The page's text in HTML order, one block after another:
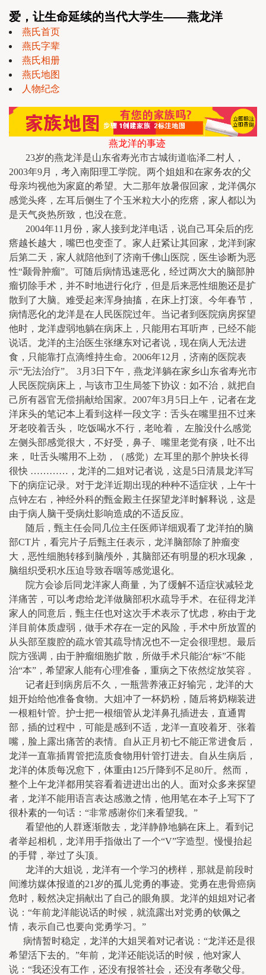
爱，让生命延续的当代大学生——燕龙洋
燕氏首页
燕氏字辈
燕氏相册
燕氏地图
人物纪念
燕龙洋的事迹
23岁的燕龙洋是山东省寿光市古城街道临泽二村人，
2003年9月，考入南阳理工学院。两个姐姐和在家务农的父
母亲均视他为家庭的希望。大二那年放暑假回家，龙洋偶尔
感觉头疼，左耳后侧生了个玉米粒大小的疙瘩，家人都以为
是天气炎热所致，也没在意。
2004年11月份，家人接到龙洋电话，说自己耳朵后的疙
瘩越长越大，嘴巴也变歪了。家人赶紧让其回家，龙洋到家
后第二天，家人就陪他到了济南千佛山医院，医生诊断为恶
性“颞骨肿瘤”。可随后病情迅速恶化，经过两次大的脑部肿
瘤切除手术，并不时地进行化疗，但是后来恶性细胞还是扩
散到了大脑。难受起来浑身抽搐，在床上打滚。今年春节，
病情恶化的龙洋是在人民医院过年。当记者到医院病房探望
他时，龙洋虚弱地躺在病床上，只能用右耳听声，已经不能
说话。龙洋的主治医生张继东对记者说，现在病人无法进
食，只能靠打点滴维持生命。2006年12月，济南的医院表
示“无法治疗”。 3月3日下午，燕龙洋躺在家乡山东省寿光市
人民医院病床上，与该市卫生局签下协议：如不治，就把自
己所有器官无偿捐献给国家。2007年3月5日上午，记者在龙
洋床头的笔记本上看到这样一段文字：舌头在嘴里扭不过来
牙老咬着舌头， 吃饭喝水不行，老呛着， 左脸没什么感觉
左侧头部感觉很大，不好受，鼻子、嘴里老觉有痰，吐不出
来， 吐舌头嘴用不上劲，（感觉）左耳里的那个肿块长得
很快 …………，龙洋的二姐对记者说，这是5日清晨龙洋写
下的病症记录。对于龙洋近期出现的种种不适症状，上午十
点钟左右，神经外科的甄金殿主任探望龙洋时解释说，这是
由于病人脑干受病灶影响造成的不适反应。
随后，甄主任会同几位主任医师详细观看了龙洋拍的脑
部CT片，看完片子后甄主任表示，龙洋脑部除了肿瘤变
大，恶性细胞转移到脑颅外，其脑部还有明显的积水现象，
脑组织受积水压迫导致吞咽等感觉退化。
院方会诊后同龙洋家人商量，为了缓解不适症状减轻龙
洋痛苦，可以考虑给龙洋做脑部积水疏导手术。在征得龙洋
家人的同意后，甄主任也对这次手术表示了忧虑，称由于龙
洋目前体质虚弱，做手术存在一定的风险，手术中所放置的
从头部至腹腔的疏水管其疏导情况也不一定会很理想。最后
院方强调，由于肿瘤细胞扩散，所做手术只能治“标”不能
治“本”，希望家人能有心理准备，重病之下依然绽放笑容 。
记者赶到病房后不久，一瓶营养液正好输完，龙洋的大
姐开始给他准备食物。大姐冲了一杯奶粉，随后将奶糊装进
一根粗针管。护士把一根细管从龙洋鼻孔插进去，直通胃
部，插的过程中，可能是感到不适，龙洋一直咬着牙、张着
嘴，脸上露出痛苦的表情。自从正月初七不能正常进食后，
龙洋一直靠插胃管把流质食物用针管打进去。自从生病后，
龙洋的体质每况愈下，体重由125斤降到不足80斤。然而，
整个上午龙洋都用笑容看着进进出出的人。面对众多来探望
者，龙洋不能用语言表达感激之情，他用笔在本子上写下了
很朴素的一句话：“非常感谢你们来看望我。”
看望他的人群逐渐散去，龙洋静静地躺在床上。看到记
者举起相机，龙洋用手指做出了一个“V”字造型。慢慢抬起
的手臂，举过了头顶。
龙洋的大姐说，龙洋有一个学习的榜样，那就是前段时
间潍坊媒体报道的21岁的孤儿党勇的事迹。党勇在患骨癌病
危时，毅然决定捐献出了自己的眼角膜。龙洋的姐姐对记者
说：“年前龙洋能说话的时候，就流露出对党勇的钦佩之
情，表示自己也要向党勇学习。”
病情暂时稳定，龙洋的大姐哭着对记者说：“龙洋还是很
希望活下去的。”年前，龙洋还能说话的时候，他对家人
说：“我还没有工作，还没有报答社会，还没有孝敬父母。